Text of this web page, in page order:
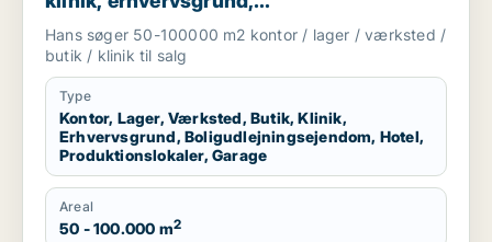
boligudlejningsejendom, hotel,
produktionslokaler eller garage til salg i
Region Sjælland
Hans søger 50-100000 m2 kontor / lager / værksted /
butik / klinik til salg
Type
Kontor, Lager, Værksted, Butik, Klinik,
Erhvervsgrund, Boligudlejningsejendom, Hotel,
Produktionslokaler, Garage
Areal
50 - 100.000 m2